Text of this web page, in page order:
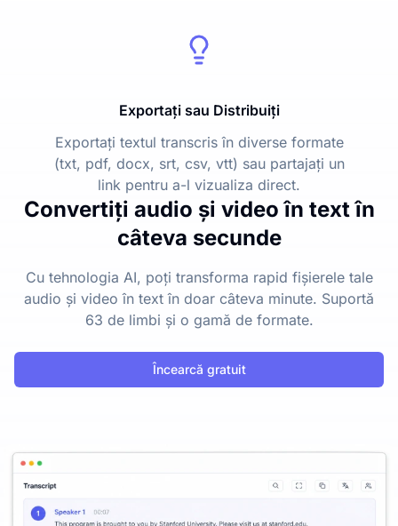
Exportați sau Distribuiți
Exportați textul transcris în diverse formate
(txt, pdf, docx, srt, csv, vtt) sau partajați un
link pentru a-l vizualiza direct.
Convertiți audio și video în text în
câteva secunde
Cu tehnologia AI, poți transforma rapid fișierele tale
audio și video în text în doar câteva minute. Suportă
63 de limbi și o gamă de formate.
Încearcă gratuit